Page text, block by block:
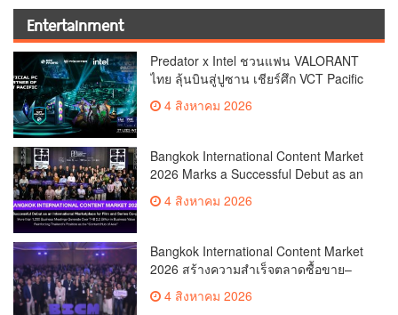
Entertainment
Predator x Intel ชวนแฟน VALORANT
ไทย ลุ้นบินสู่ปูซาน เชียร์ศึก VCT Pacific
x Intel ชวนแฟน VALORANT ไทย ลุ้นบิน
สุดพิเศษตลอดทัวร์นาเมนต์
4 สิงหาคม 2026
Bangkok International Content Market
2026 Marks a Successful Debut as an
International Marketplace for Film and
Series Co-productionMore than 1,200
THB 2.2 Billion in Business
ValueReinforcing Thailand’s Position
4 สิงหาคม 2026
Bangkok International Content Market
2026 สร้างความสำเร็จตลาดซื้อขาย–
ร่วมผลิตคอนเทนต์ภาพยนตร์และซีรีส์
ระดับนานาชาติเกิดการเจรจาธุรกิจกว่า
4 สิงหาคม 2026